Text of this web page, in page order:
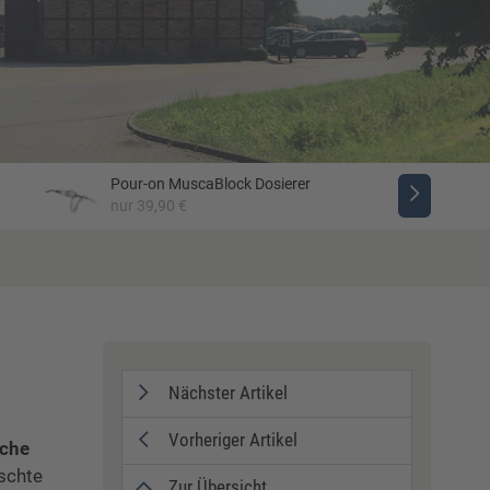
Pour-on MuscaBlock Dosierer
nur 39,90 €
Nächster Artikel
Vorheriger Artikel